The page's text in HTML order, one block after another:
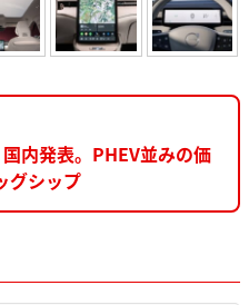
内発表。PHEV並みの価
グシップ